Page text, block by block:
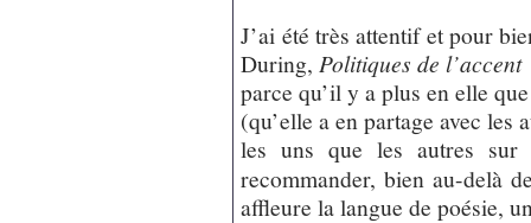
J’ai été très attentif et pour
During, Politiques de
parce qu’il y a plus en elle
(qu’elle a en partage avec
les uns que les autres sur
recommander, bien au-delà
affleure la langue de poésie,